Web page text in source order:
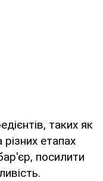
таких як
етапах
посилити